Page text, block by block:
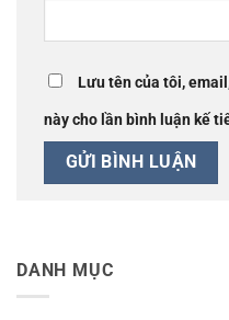
Lưu tên của tôi,
này cho lần bình luận kế
DANH MỤC